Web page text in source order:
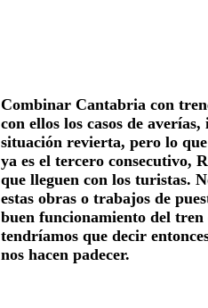
Combinar Cantabria con
con ellos los casos de
situación revierta, pero lo
ya es el tercero consecutivo,
que lleguen con los turistas.
estas obras o trabajos de
buen funcionamiento del tren
tendríamos que decir
nos hacen padecer.